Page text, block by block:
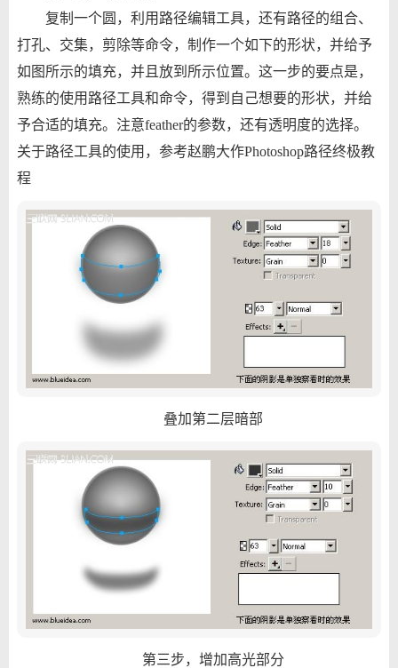
复制一个圆，利用路径编辑工具，还有路径的组合、
打孔、交集，剪除等命令，制作一个如下的形状，并给予
如图所示的填充，并且放到所示位置。这一步的要点是，
熟练的使用路径工具和命令，得到自己想要的形状，并给
予合适的填充。注意feather的参数，还有透明度的选择。
关于路径工具的使用，参考赵鹏大作Photoshop路径终极教
程
叠加第二层暗部
第三步，增加高光部分